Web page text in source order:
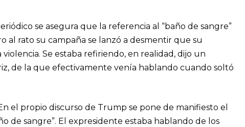
se asegura que la referencia al “baño de sangre”
al rato su campaña se lanzó a desmentir que su
Se estaba refiriendo, en realidad, dijo un
de la que efectivamente venía hablando cuando soltó
el propio discurso de Trump se pone de manifiesto el
de sangre”. El expresidente estaba hablando de los